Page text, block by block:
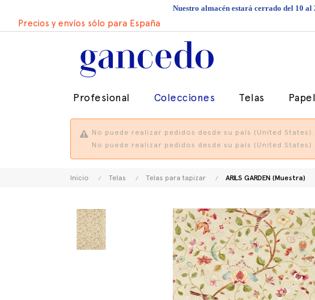
Nuestro almacén estará cerrado del 10 al
Precios y envíos sólo para España
Profesional Colecciones Telas
No puede realizar pedidos desde su país (United States).
No puede realizar pedidos desde su país (United States).
Inicio Telas Telas para tapizar ARILS GARDEN (Muestra)